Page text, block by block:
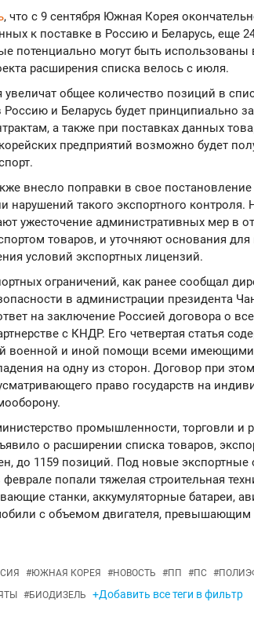
, что с 9 сентября Южная Корея
к поставке в Россию и Беларусь, еще
потенциально могут быть использованы
расширения списка велось с июля.
общее количество позиций в
Россию и Беларусь будет принципиально
а также при поставках данных
предприятий возможно будет
внесло поправки в свое
нарушений такого экспортного
ужесточение административных мер в
товаров, и уточняют основания для
условий экспортных лицензий.
ограничений, как ранее сообщал
в администрации президента
на заключение Россией договора о
с КНДР. Его четвертая статья
военной и иной помощи всеми
на одну из сторон. Договор при
право государств на
промышленности, торговли и
о расширении списка товаров,
до 1159 позиций. Под новые экспортные
попали тяжелая строительная
станки, аккумуляторные батареи,
с объемом двигателя, превышающим
#ЮЖНАЯ КОРЕЯ #НОВОСТЬ #ПП #ПС #
#БИОДИЗЕЛЬ +Добавить все теги в фильтр